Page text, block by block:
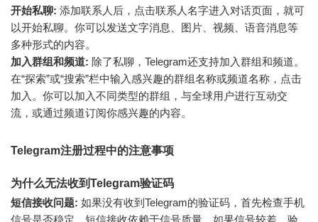
开始私聊: 添加联系人后，点击联系人名字进入对话页面，就可
以开始私聊。你可以发送文字消息、图片、视频、语音消息等
多种形式的内容。
加入群组和频道: 除了私聊，Telegram还支持加入群组和频道。
在“探索”或“搜索”栏中输入感兴趣的群组名称或频道名称，点击
加入。你可以加入不同类型的群组，与全球用户进行互动交
流，或通过频道订阅你感兴趣的内容。
Telegram注册过程中的注意事项
为什么无法收到Telegram验证码
短信接收问题: 如果没有收到Telegram的验证码，首先检查手机
信号是否稳定。短信接收依赖于信号质量，如果信号较差，验